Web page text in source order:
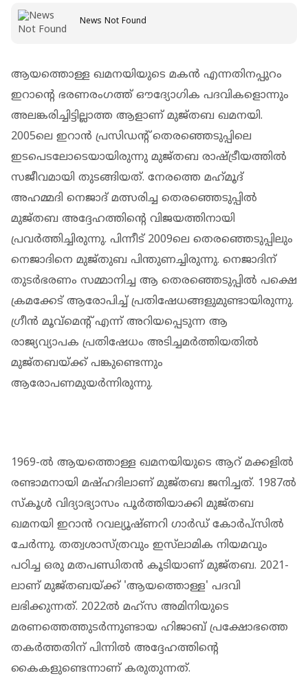
News Not Found
ആയത്തൊള്ള ഖമനയിയുടെ മകന്‍ എന്നതിനപ്പുറം
ഇറാന്റെ ഭരണരംഗത്ത് ഔദ്യോഗിക പദവികളൊന്നും
അലങ്കരിച്ചിട്ടില്ലാത്ത ആളാണ് മുജ്തബ ഖമനയി.
2005ലെ ഇറാന്‍ പ്രസിഡന്റ് തെരഞ്ഞെടുപ്പിലെ
ഇടപെടലോടെയായിരുന്നു മുജ്തബ രാഷ്ട്രീയത്തില്‍
സജീവമായി തുടങ്ങിയത്. നേരത്തെ മഹ്‌മൂദ്
അഹമ്മദി നെജാദ് മത്സരിച്ച തെരഞ്ഞെടുപ്പിൽ
മുജ്തബ അദ്ദേഹത്തിൻ്റെ വിജയത്തിനായി
പ്രവർത്തിച്ചിരുന്നു. പിന്നീട് 2009ലെ തെരഞ്ഞെടുപ്പിലും
നെജാദിനെ മുജ്തുബ പിന്തുണച്ചിരുന്നു. നെജാദിന്
തുടര്‍ഭരണം സമ്മാനിച്ച ആ തെരഞ്ഞെടുപ്പില്‍ പക്ഷെ
ക്രമക്കേട് ആരോപിച്ച് പ്രതിഷേധങ്ങളുമുണ്ടായിരുന്നു.
ഗ്രീന്‍ മൂവ്‌മെന്റ് എന്ന് അറിയപ്പെടുന്ന ആ
രാജ്യവ്യാപക പ്രതിഷേധം അടിച്ചമര്‍ത്തിയതിൽ
മുജ്തബയ്ക്ക് പങ്കുണ്ടെന്നും
ആരോപണമുയർന്നിരുന്നു.
1969-ല്‍ ആയത്തൊള്ള ഖമനയിയുടെ ആറ് മക്കളില്‍
രണ്ടാമനായി മഷ്ഹദിലാണ് മുജ്തബ ജനിച്ചത്. 1987ൽ
സ്കൂൾ വിദ്യാഭ്യാസം പൂർത്തിയാക്കി മുജ്തബ
ഖമനയി ഇറാൻ റവല്യൂഷ്ണറി ഗാർഡ് കോർപ്സിൽ
ചേർന്നു. തത്വശാസ്ത്രവും ഇസ്‌ലാമിക നിയമവും
പഠിച്ച ഒരു മതപണ്ഡിതന്‍ കൂടിയാണ് മുജ്തബ. 2021-
ലാണ് മുജ്തബയ്ക്ക് 'ആയത്തൊള്ള' പദവി
ലഭിക്കുന്നത്. 2022ല്‍ മഹ്‌സ അമിനിയുടെ
മരണത്തെത്തുടര്‍ന്നുണ്ടായ ഹിജാബ് പ്രക്ഷോഭത്തെ
തകര്‍ത്തതിന് പിന്നില്‍ അദ്ദേഹത്തിന്റെ
കൈകളുണ്ടെന്നാണ് കരുതുന്നത്.